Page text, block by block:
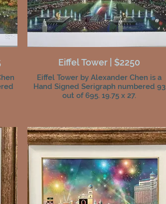
Eiffel Tower | $2250
Eiffel Tower by Alexander Chen is a
Hand Signed Serigraph numbered 93
out of 695. 19.75 x 27.